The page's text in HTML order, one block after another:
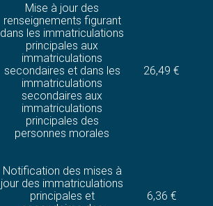
Mise à jour des
renseignements figurant
dans les immatriculations
principales aux
immatriculations
secondaires et dans les
immatriculations
secondaires aux
immatriculations
principales des
personnes morales
26,49 €
Notification des mises à
jour des immatriculations
principales et
6,36 €